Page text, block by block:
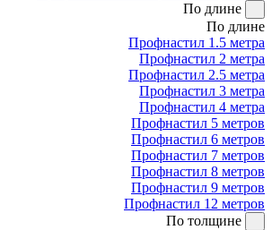
По длине
По длине
Профнастил 1.5 метра
Профнастил 2 метра
Профнастил 2.5 метра
Профнастил 3 метра
Профнастил 4 метра
Профнастил 5 метров
Профнастил 6 метров
Профнастил 7 метров
Профнастил 8 метров
Профнастил 9 метров
Профнастил 12 метров
По толщине